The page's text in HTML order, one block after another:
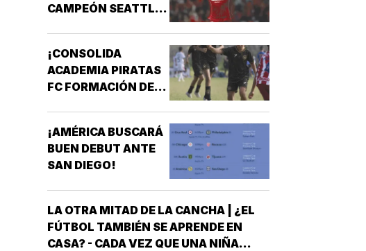
CAMPEÓN SEATTLE
¡CONSOLIDA
ACADEMIA PIRATAS
FC FORMACIÓN DE
¡AMÉRICA BUSCARÁ
BUEN DEBUT ANTE
SAN DIEGO!
LA OTRA MITAD DE LA CANCHA | ¿EL
FÚTBOL TAMBIÉN SE APRENDE EN
CASA? - CADA VEZ QUE UNA NIÑA